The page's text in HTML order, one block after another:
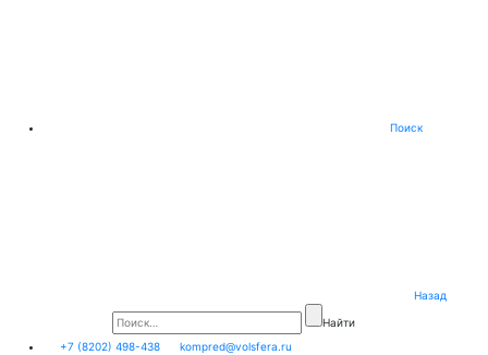
Поиск
Назад
Найти
+7 (8202) 498-438
kompred@volsfera.ru